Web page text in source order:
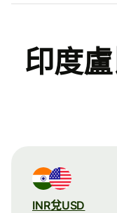
印度
INR兌USD